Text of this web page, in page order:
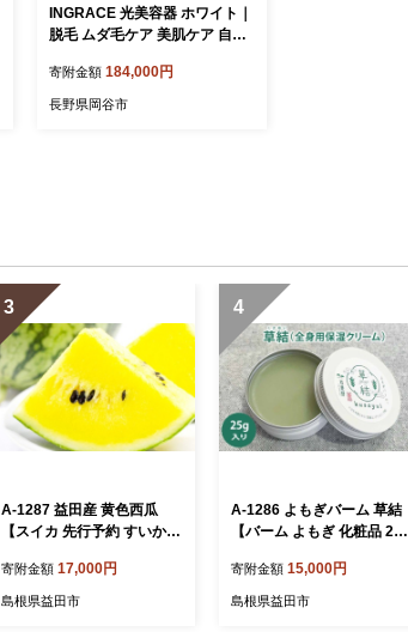
INGRACE 光美容器 ホワイト｜
脱毛 ムダ毛ケア 美肌ケア 自宅
寄附金額 184,000円
長野県岡谷市
3
A-1287 益田産 黄色西瓜
【スイカ 先行予約 すいか
節限定 果物 くだもの フル
ーツ 黄色西瓜 羅皇 1玉】
寄附金額 17,000円
島根県益田市
4
A-1286 よもぎバーム 草結
【バーム よもぎ 化粧品 25g
保湿 全身 全身保湿バーム
ヘアケア ハンドクリーム マ
寄附金額 15,000円
島根県益田市